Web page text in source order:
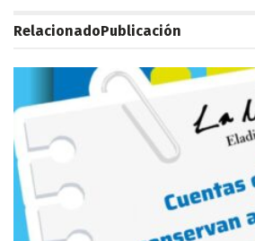
RelacionadoPublicación